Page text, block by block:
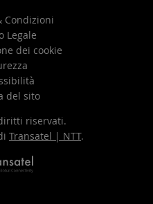
Condizioni
Legale
dei cookie
del sito
riservati.
Transatel | NTT.